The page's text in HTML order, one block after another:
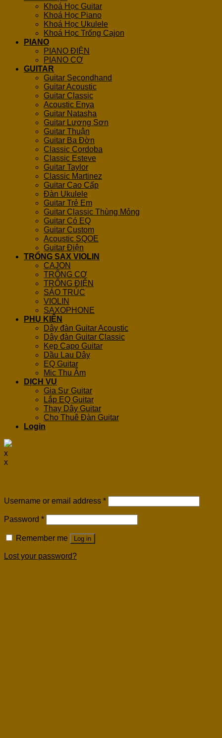
Khoá Học Guitar
Khoá Học Piano
Khoá Học Ukulele
Khoá Học Trống Cajon
PIANO
PIANO ĐIỆN
PIANO CƠ
GUITAR
Guitar Secondhand
Guitar Acoustic
Guitar Classic
Acoustic Enya
Guitar Natasha
Guitar Lương Sơn
Guitar Thuận
Guitar Ba Đờn
Classic Cordoba
Classic Esteve
Guitar Taylor
Classic Martinez
Guitar Cao Cấp
Đàn Ukulele
Guitar Trẻ Em
Guitar Classic Thùng Mỏng
Guitar Có EQ
Guitar Custom
Acoustic SQOE
Guitar Điện
TRỐNG SAX VIOLIN
CAJON
TRỐNG CƠ
TRỐNG ĐIỆN
SÁO TRÚC
VIOLIN
SAXOPHONE
PHỤ KIỆN
Dây đàn Guitar Acoustic
Dây đàn Guitar Classic
Kẹp Capo Guitar
Dầu Lau Dây
EQ Guitar
Mic Thu Âm
DỊCH VỤ
Gia Sư Guitar
Lắp EQ Guitar
Thay Dây Guitar
Cho Thuê Đàn Guitar
Login
x
x
Username or email address *
Password *
Remember me Log in
Lost your password?